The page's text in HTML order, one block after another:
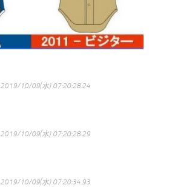
2019/10/09(水) 07:20:28.24
2019/10/09(水) 07:20:28.29
2019/10/09(水) 07:20:34.93